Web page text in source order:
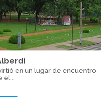
en un lugar de encuentro